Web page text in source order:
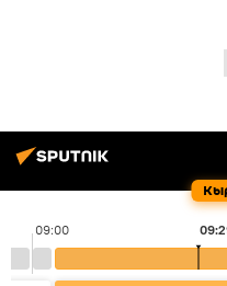
09:00